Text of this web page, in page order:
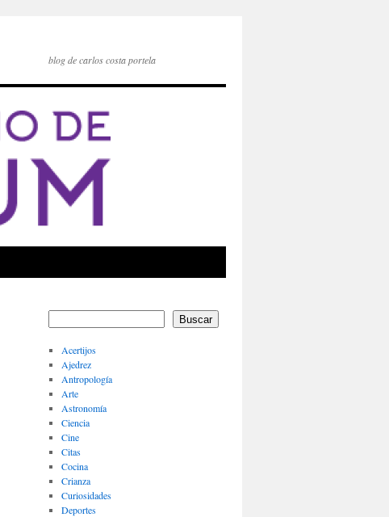
blog de carlos costa portela
Buscar
Acertijos
Ajedrez
Antropología
Arte
Astronomía
Ciencia
Cine
Citas
Cocina
Crianza
Curiosidades
Deportes